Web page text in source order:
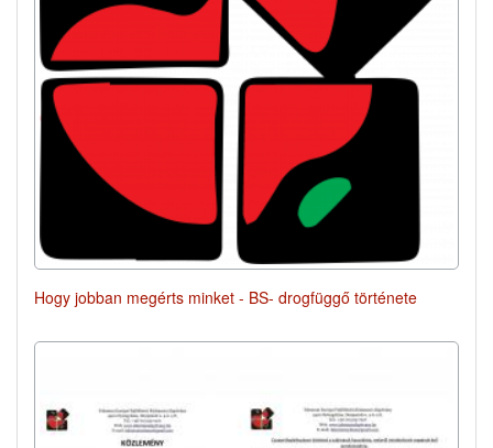
Hogy jobban megérts minket - BS- drogfüggő története